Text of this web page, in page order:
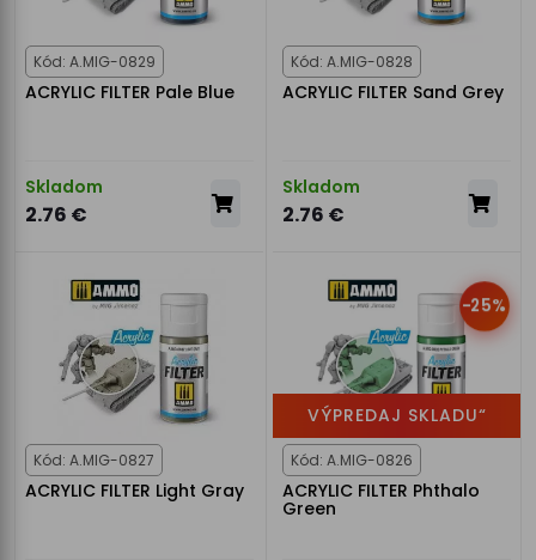
Kód: A.MIG-0829
ACRYLIC FILTER Pale Blue
Skladom
2.76 €
Kód: A.MIG-0828
ACRYLIC FILTER Sand Grey
Skladom
2.76 €
Kód: A.MIG-0827
ACRYLIC FILTER Light Gray
-25%
VÝPREDAJ SKLADU“
Kód: A.MIG-0826
ACRYLIC FILTER Phthalo
Green